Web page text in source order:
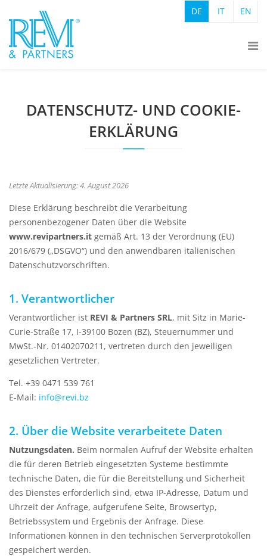
DE IT EN
DATENSCHUTZ- UND COOKIE-
ERKLÄRUNG
Letzte Aktualisierung: 4. August 2026
Diese Erklärung beschreibt die Verarbeitung
personenbezogener Daten über die Website
www.revipartners.it gemäß Art. 13 der Verordnung (EU)
2016/679 („DSGVO“) und den anwendbaren italienischen
Datenschutzvorschriften.
1. Verantwortlicher
Verantwortlicher ist REVI & Partners SRL, mit Sitz in Marie-
Curie-Straße 17, I-39100 Bozen (BZ), Steuernummer und
MwSt.-Nr. 01402070211, vertreten durch den jeweiligen
gesetzlichen Vertreter.
Tel. +39 0471 539 761
E-Mail: info@revi.bz
2. Über die Website verarbeitete Daten
Nutzungsdaten. Beim normalen Aufruf der Website erhalten
die für deren Betrieb eingesetzten Systeme bestimmte
technische Daten, die für die Bereitstellung und Sicherheit
des Dienstes erforderlich sind, etwa IP-Adresse, Datum und
Uhrzeit der Anfrage, aufgerufene Seite, Browsertyp,
Betriebssystem und Ergebnis der Anfrage. Diese
Informationen können in den technischen Serverprotokollen
gespeichert werden.